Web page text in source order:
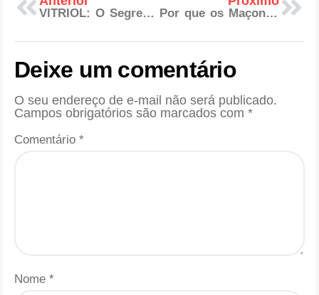
VITRIOL: O Segredo Alquímico da Iniciação Maçônica Por que os Maçons começam a Trabalhar ao Meio-Dia?
Deixe um comentário
O seu endereço de e-mail não será publicado.
Campos obrigatórios são marcados com *
Comentário *
Nome *